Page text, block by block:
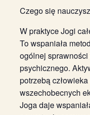
Czego się
W praktyce Jogi
To wspaniała
ogólnej
psychicznego.
potrzebą
wszechobecnych
Joga daje